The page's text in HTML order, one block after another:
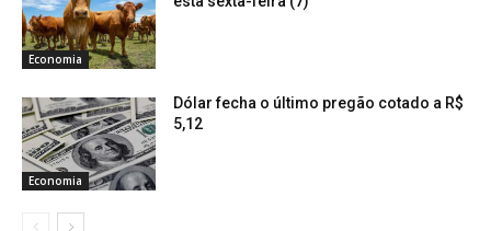
Economia
Economia
Dólar fecha o último pregão cotado a R$
5,12